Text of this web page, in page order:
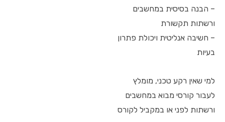
– הבנה בסיסית במחשבים
ורשתות תקשורת
– חשיבה אנליטית ויכולת פתרון
בעיות
למי שאין רקע טכני, מומלץ
לעבור קורסי מבוא במחשבים
ורשתות לפני או במקביל לקורס